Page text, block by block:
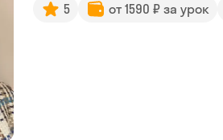
5 от 1590 ₽ за урок